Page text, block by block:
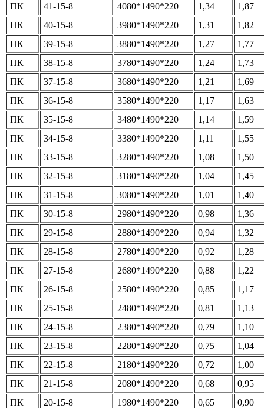
ПК
41-15-8 4080*1490*220 1,34
1,87
ПК
40-15-8 3980*1490*220 1,31
1,82
ПК
39-15-8 3880*1490*220 1,27
1,77
ПК
38-15-8 3780*1490*220 1,24
1,73
ПК
37-15-8 3680*1490*220 1,21
1,69
ПК
36-15-8 3580*1490*220 1,17
1,63
ПК
35-15-8 3480*1490*220 1,14
1,59
ПК
34-15-8 3380*1490*220 1,11
1,55
ПК
33-15-8 3280*1490*220 1,08
1,50
ПК
32-15-8 3180*1490*220 1,04
1,45
ПК
31-15-8 3080*1490*220 1,01
1,40
ПК
30-15-8 2980*1490*220 0,98
1,36
ПК
29-15-8 2880*1490*220 0,94
1,32
ПК
28-15-8 2780*1490*220 0,92
1,28
ПК
27-15-8 2680*1490*220 0,88
1,22
ПК
26-15-8 2580*1490*220 0,85
1,17
ПК
25-15-8 2480*1490*220 0,81
1,13
ПК
24-15-8 2380*1490*220 0,79
1,10
ПК
23-15-8 2280*1490*220 0,75
1,04
ПК
22-15-8 2180*1490*220 0,72
1,00
ПК
21-15-8 2080*1490*220 0,68
0,95
ПК
20-15-8 1980*1490*220 0,65
0,90